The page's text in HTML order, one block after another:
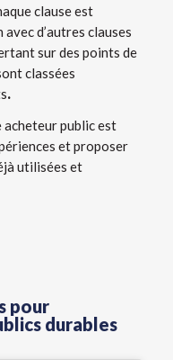
clause est
d’autres clauses
sur des points de
classées
.
acheteur public est
et proposer
utilisées et
pour
durables